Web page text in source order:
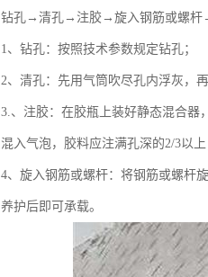
钻孔→清孔→注胶→旋入钢筋或螺杆
1、钻孔：按照技术参数规定钻孔；
2、清孔：先用气筒吹尽孔内浮灰，
3.、注胶：在胶瓶上装好静态混合器
混入气泡，胶料应注满孔深的2/3以上
4、旋入钢筋或螺杆：将钢筋或螺杆
养护后即可承载。